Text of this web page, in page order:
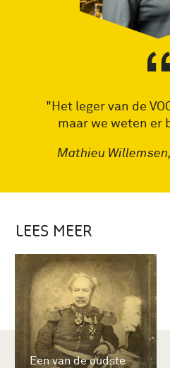
"Het leger van de
maar we weten er
Mathieu
LEES MEER
Een van de oudste